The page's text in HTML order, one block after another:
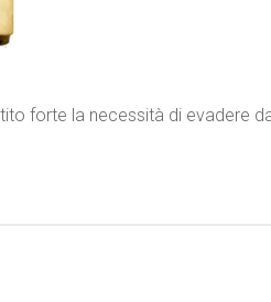
forte la necessità di evadere